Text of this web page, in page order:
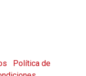
Política de